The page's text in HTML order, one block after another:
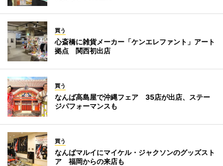
買う
心斎橋に雑貨メーカー「ケンエレファント」アート
拠点 関西初出店
買う
なんば高島屋で沖縄フェア 35店が出店、ステー
ジパフォーマンスも
買う
なんばマルイにマイケル・ジャクソンのグッズスト
ア 福岡からの来店も